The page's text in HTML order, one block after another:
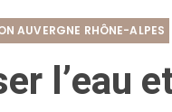
AUVERGNE RHÔNE-ALPES
l’eau